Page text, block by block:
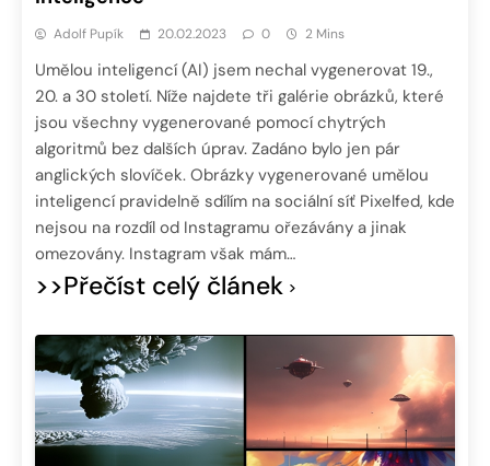
Adolf Pupík 20.02.2023 0 2 Mins
Umělou inteligencí (AI) jsem nechal vygenerovat 19.,
20. a 30 století. Níže najdete tři galérie obrázků, které
jsou všechny vygenerované pomocí chytrých
algoritmů bez dalších úprav. Zadáno bylo jen pár
anglických slovíček. Obrázky vygenerované umělou
inteligencí pravidelně sdílím na sociální síť Pixelfed, kde
nejsou na rozdíl od Instagramu ořezávány a jinak
omezovány. Instagram však mám…
>>Přečíst celý článek